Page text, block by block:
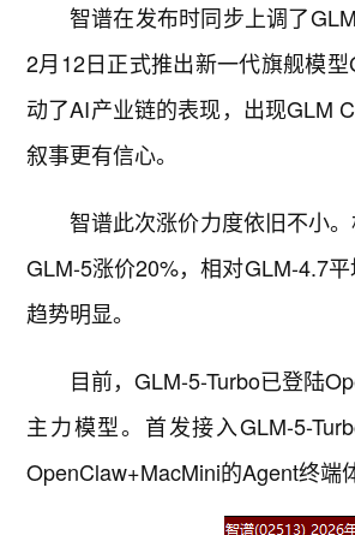
智谱在发布时同步上调了
2月12日正式推出新一代旗舰模
动了AI产业链的表现，出现GLM
叙事更有信心。
智谱此次涨价力度依旧不小
GLM-5涨价20%，相对GLM-4.7
趋势明显。
目前，GLM-5-Turbo已登陆
主力模型。首发接入GLM-5-
OpenClaw+MacMini的Agent终端